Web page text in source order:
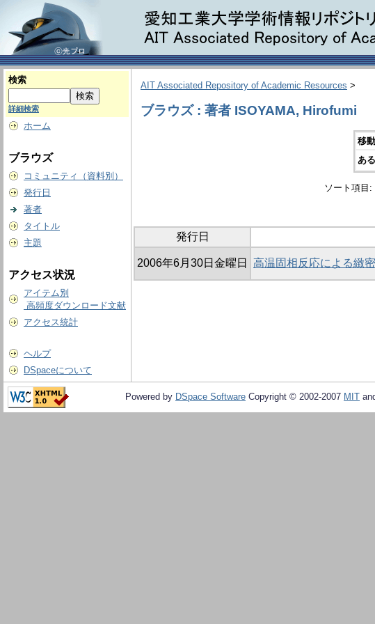
検索
詳細検索
ホーム
ブラウズ
コミュニティ（資料別）
発行日
著者
タイトル
主題
アクセス状況
アイテム別
高頻度ダウンロード文献
アクセス統計
ヘルプ
DSpaceについて
AIT Associated Repository of Academic Resources >
ブラウズ : 著者 ISOYAMA, Hirofumi
移
あ
ソート項目:
発行日
2006年6月30日金曜日 高温固相反応による緻
Powered by DSpace Software Copyright © 2002-2007 MIT